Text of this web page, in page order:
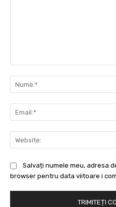
Salvați numele meu, adresa
browser pentru data viitoare i